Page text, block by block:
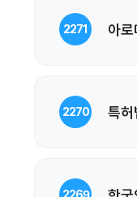
2271 아
2270 특허